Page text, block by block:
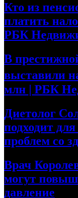
Кто из
платить
РБК
В
выставили
млн | РБК
Диетолог
подходит
проблем со
Врач
могут
давление